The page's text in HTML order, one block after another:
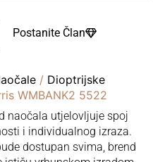
Postanite Član
/ Dioptrijske
WMBANK2 5522
naočala utjelovljuje spoj
i individualnog izraza.
dostupan svima, brend